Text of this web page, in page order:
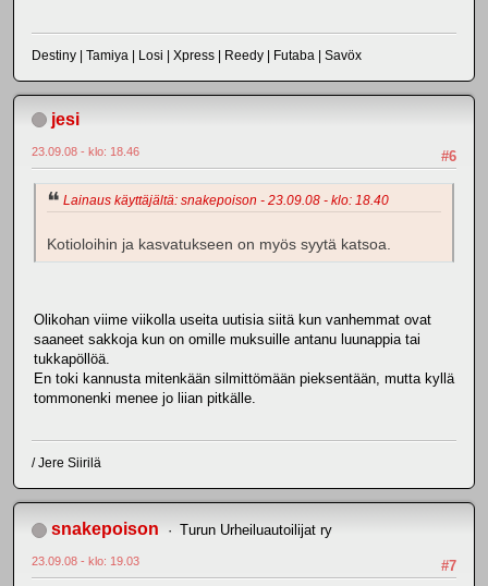
Destiny | Tamiya | Losi | Xpress | Reedy | Futaba | Savöx
jesi
#6
23.09.08 - klo: 18.46
Lainaus käyttäjältä: snakepoison - 23.09.08 - klo: 18.40
Kotioloihin ja kasvatukseen on myös syytä katsoa.
Olikohan viime viikolla useita uutisia siitä kun vanhemmat ovat
saaneet sakkoja kun on omille muksuille antanu luunappia tai
tukkapöllöä.
En toki kannusta mitenkään silmittömään pieksentään, mutta kyllä
tommonenki menee jo liian pitkälle.
/ Jere Siirilä
snakepoison Turun Urheiluautoilijat ry
#7
23.09.08 - klo: 19.03